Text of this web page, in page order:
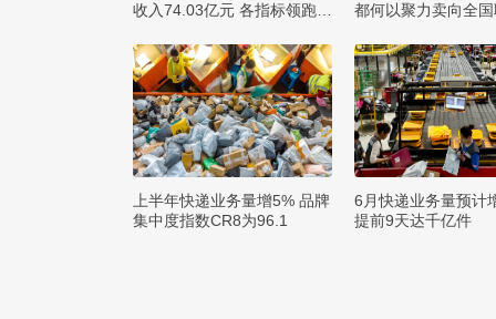
收入74.03亿元 各指标领跑全
都何以聚力卖向全
上半年快递业务量增5% 品牌
集中度指数CR8为96.1
6月快递业务量预计
提前9天达千亿件